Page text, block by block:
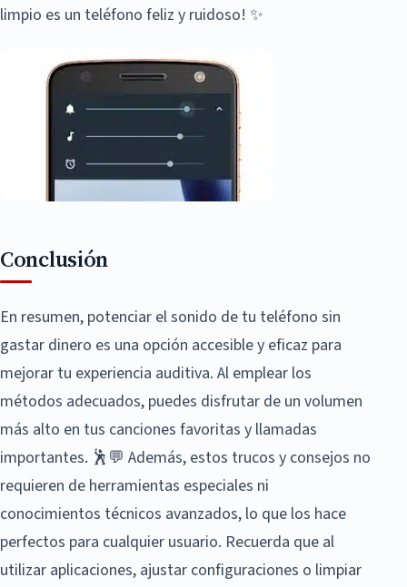
limpio es un teléfono feliz y ruidoso! ✨
Conclusión
En resumen, potenciar el sonido de tu teléfono sin
gastar dinero es una opción accesible y eficaz para
mejorar tu experiencia auditiva. Al emplear los
métodos adecuados, puedes disfrutar de un volumen
más alto en tus canciones favoritas y llamadas
importantes. 🕺💬 Además, estos trucos y consejos no
requieren de herramientas especiales ni
conocimientos técnicos avanzados, lo que los hace
perfectos para cualquier usuario. Recuerda que al
utilizar aplicaciones, ajustar configuraciones o limpiar